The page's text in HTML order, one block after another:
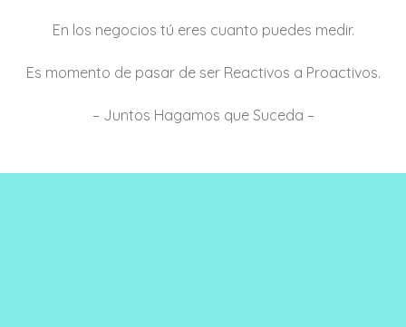
En los negocios tú eres cuanto puedes medir.
Es momento de pasar de ser Reactivos a Proactivos.
– Juntos Hagamos que Suceda –